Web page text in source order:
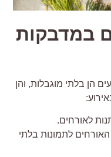
במדבקות
בלתי מוגבלות, והן
לאורחים.
לתמונות בלתי